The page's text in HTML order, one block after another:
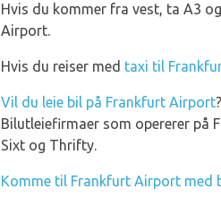
Hvis du kommer fra vest, ta A3
Airport.
Hvis du reiser med taxi til
Vil du leie bil på Frankfurt Airport
Bilutleiefirmaer som opererer på
Sixt og Thrifty.
Komme til Frankfurt Airport med